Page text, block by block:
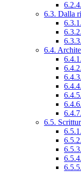
6.3. Dalla
6.4.
6.5.